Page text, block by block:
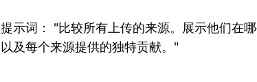
提示词： "比较所有上传的来源。展示他们在
以及每个来源提供的独特贡献。"